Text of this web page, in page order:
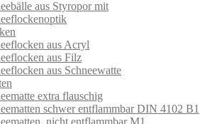
aus Styropor mit
aus Acryl
aus Filz
aus Schneewatte
extra flauschig
schwer entflammbar DIN 4102 B1
nicht entflammbar M1